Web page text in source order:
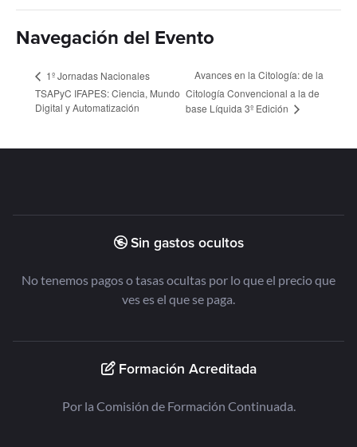
Navegación del Evento
1º Jornadas Nacionales
TSAPyC IFAPES: Ciencia, Mundo
Digital y Automatización
Avances en la Citología: de la
Citología Convencional a la de
base Líquida 3º Edición
Sin gastos ocultos
No tenemos pagos o tasas ocultas por lo que el precio que
ves es el que se paga.
Formación Acreditada
Por la Comisión de Formación Continuada.